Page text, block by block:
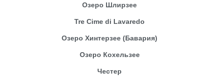
Озеро Шлирзее
Tre Cime di Lavaredo
Озеро Хинтерзее (Бавария)
Озеро Кохельзее
Честер